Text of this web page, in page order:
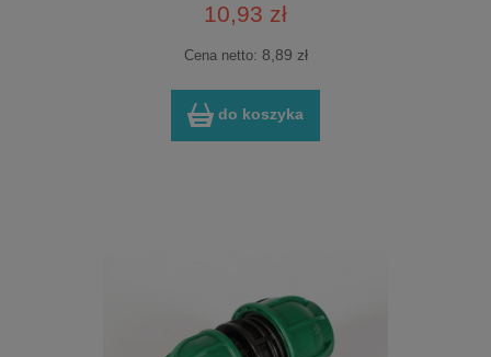
10,93 zł
Cena netto: 8,89 zł
do koszyka